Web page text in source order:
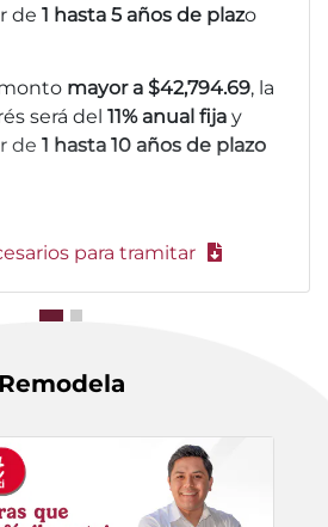
de 1 hasta 5 años de plazo
mayor a $42,794.69, la
será del 11% anual fija y
de 1 hasta 10 años de plazo
para tramitar
Remodela